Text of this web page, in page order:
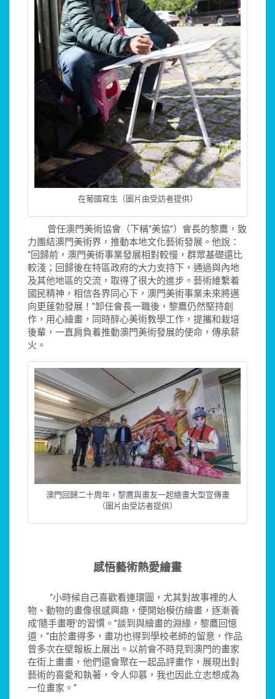
在葡國寫生（圖片由受訪者提供）
曾任澳門美術協會（下稱“美協”）會長的黎鷹，致
力團結澳門美術界，推動本地文化藝術發展。他說：
“回歸前，澳門美術事業發展相對較慢，群眾基礎還比
較淺；回歸後在特區政府的大力支持下，通過與內地
及其他地區的交流，取得了很大的進步。藝術維繫着
國民精神，相信各界同心下，澳門美術事業未來將邁
向更蓬勃發展！”卸任會長一職後，黎鷹仍然堅持創
作，用心繪畫，同時醉心美術教學工作，提攜和栽培
後輩，一直肩負着推動澳門美術發展的使命，傳承薪
火。
澳門回歸二十周年，黎鷹與畫友一起繪畫大型宣傳畫
（圖片由受訪者提供）
感悟藝術熱愛繪畫
“小時候自己喜歡看連環圖，尤其對故事裡的人
物、動物的畫像很感興趣，便開始模仿繪畫，逐漸養
成‘隨手畫嘢’的習慣。”談到與繪畫的淵緣，黎鷹回憶
道，“由於畫得多，畫功也得到學校老師的留意，作品
曾多次在壁報板上展出。以前會不時見到澳門的畫家
在街上畫畫，他們還會聚在一起品評畫作，展現出對
藝術的喜愛和執著，令人仰慕，我也因此立志想成為
一位畫家。”